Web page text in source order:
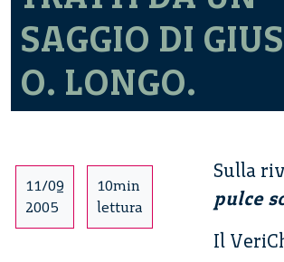
SAGGIO DI
O. LONGO.
11/09
2005
10min
lettura
Sulla
pulce
Il